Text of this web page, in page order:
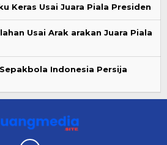
Keras Usai Juara Piala Presiden
Usai Arak arakan Juara Piala
Indonesia Persija